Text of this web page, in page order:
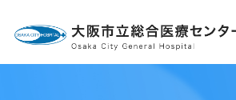
紹介状をお持ちの方はこちら
再診の予約変更はこちら